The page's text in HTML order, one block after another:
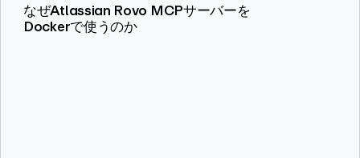
なぜAtlassian Rovo MCPサーバーを
Dockerで使うのか